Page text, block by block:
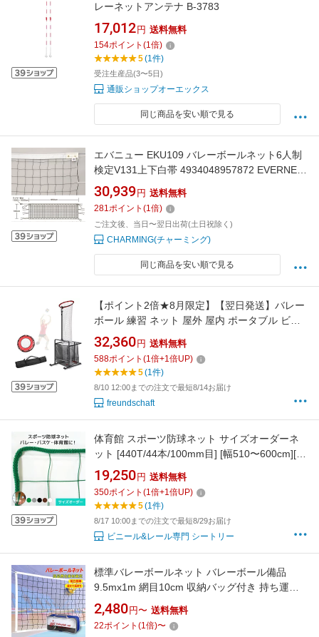
レーネットアンテナ B-3783
17,012 円 送料無料
154ポイント (1倍)
5(1件)
受注生産品(3〜5日)
通販ショップオーエックス
同じ商品を安い順で見る
エバニュー EKU109 バレーボールネット6人制
検定V131上下白帯 4934048957872 EVERNEW
学校体育器具
30,939 円 送料無料
281ポイント (1倍)
ご注文後、当日〜翌日出荷(土日祝除く)
CHARMING(チャーミング)
同じ商品を安い順で見る
【ポイント2倍★8月限定】【翌日発送】バレー
ボール 練習 ネット 屋外 屋内 ポータブル ビー
チバレー 練習器具 セッター用 高さ210〜
330cm5段階の高さ調整 6段階の角度調整 キャ
スター付き バレーボール練習用 スパイクサー
ビング用 丈夫な足付きベース付き
32,360 円 送料無料
588ポイント (1倍+1倍UP)
5(1件)
8/10 12:00までの注文で最短8/14お届け
freundschaft
体育館 スポーツ防球ネット サイズオーダーネ
ット [440T/44本/100mm目] [幅510〜600cm][高
さ210〜300cm] 網 ネット網 無結節 ポリエチレ
ン 間仕切 防球 スポーツ防球 体育館 スポーツ施
設 バレーボール フットサル バスケットボール
ハンドボール
19,250 円 送料無料
350ポイント (1倍+1倍UP)
5(1件)
8/17 10:00までの注文で最短8/29お届け
ビニール&レール専門 シートリー
標準バレーボールネット バレーボール備品
9.5mx1m 網目10cm 収納バッグ付き 持ち運び
便利 ポータブル ビーチバレーボールネット 設
備 備品 ソフトバレーボールネット 組立簡単 頑
丈で長持ち バレーボールネット 網目10cm バレ
2,480 円〜 送料無料
22ポイント (1倍)〜